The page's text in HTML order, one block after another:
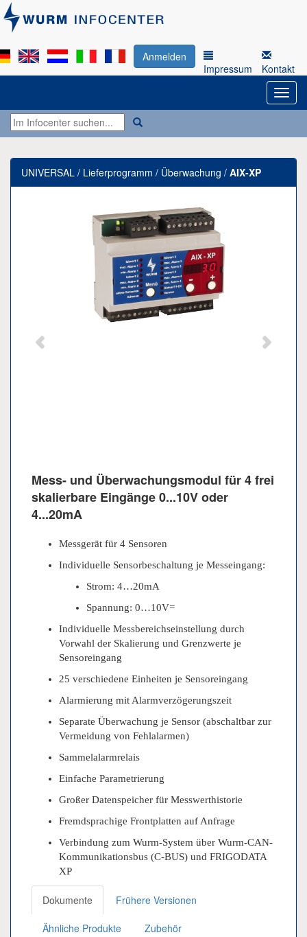
Anmelden
Impressum
Kontakt
UNIVERSAL / Lieferprogramm / Überwachung / AIX-XP
Mess- und Überwachungsmodul für 4 frei
skalierbare Eingänge 0...10V oder
4...20mA
Messgerät für 4 Sensoren
Individuelle Sensorbeschaltung je Messeingang:
Strom: 4…20mA
Spannung: 0…10V=
Individuelle Messbereichseinstellung durch
Vorwahl der Skalierung und Grenzwerte je
Sensoreingang
25 verschiedene Einheiten je Sensoreingang
Alarmierung mit Alarmverzögerungszeit
Separate Überwachung je Sensor (abschaltbar zur
Vermeidung von Fehlalarmen)
Sammelalarmrelais
Einfache Parametrierung
Großer Datenspeicher für Messwerthistorie
Fremdsprachige Frontplatten auf Anfrage
Verbindung zum Wurm-System über Wurm-CAN-
Kommunikationsbus (C-BUS) und FRIGODATA
XP
Dokumente Frühere Versionen
Ähnliche Produkte
Zubehör